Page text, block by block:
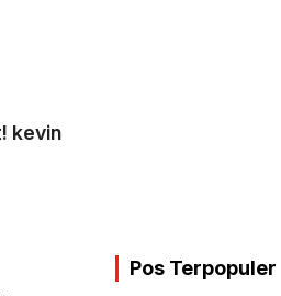
kevin
Pos Terpopuler